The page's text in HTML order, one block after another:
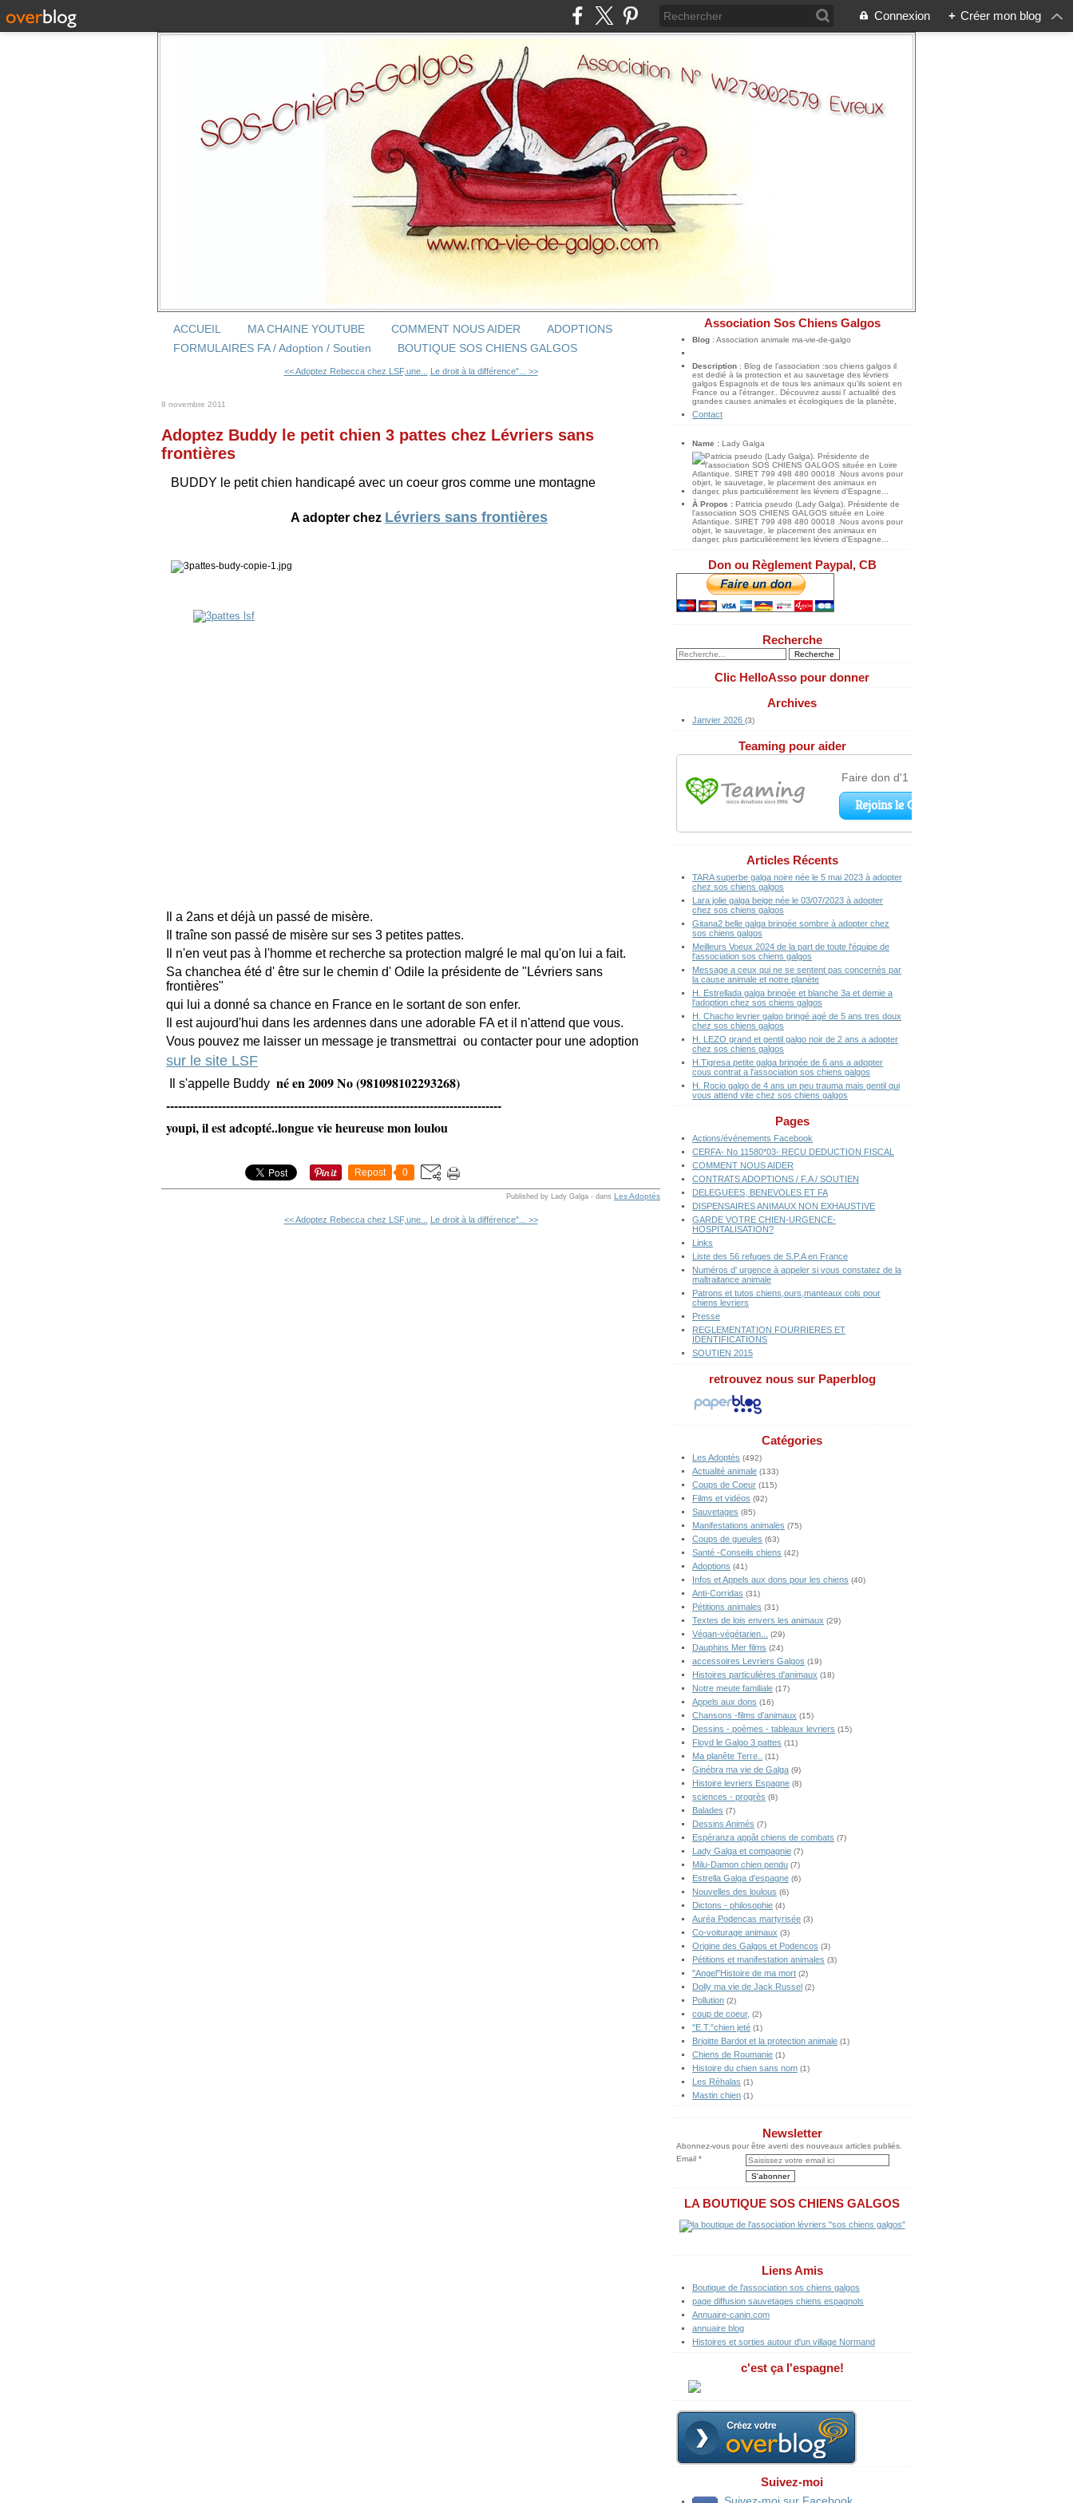
Connexion + Créer mon blog
ACCUEIL MA CHAINE YOUTUBE COMMENT NOUS AIDER
ADOPTIONS
FORMULAIRES FA / Adoption / Soutien
BOUTIQUE SOS CHIENS GALGOS
<< Adoptez Rebecca chez LSF,une... Le droit à la différence"... >>
8 novembre 2011
Adoptez Buddy le petit chien 3 pattes chez Lévriers sans
frontières
BUDDY le petit chien handicapé avec un coeur gros comme une montagne
A adopter chez Lévriers sans frontières
Il a 2ans et déjà un passé de misère.
Il traîne son passé de misère sur ses 3 petites pattes.
Il n'en veut pas à l'homme et recherche sa protection malgré le mal qu'on lui a fait.
Sa chanchea été d' être sur le chemin d' Odile la présidente de "Lévriers sans
frontières"
qui lui a donné sa chance en France en le sortant de son enfer.
Il est aujourd'hui dans les ardennes dans une adorable FA et il n'attend que vous.
Vous pouvez me laisser un message je transmettrai ou contacter pour une adoption
sur le site LSF
Il s'appelle Buddy né en 2009 No (981098102293268)
------------------------------------------------------------------------------------
youpi, il est adcopté..longue vie heureuse mon loulou
Repost 0
Published by Lady Galga - dans Les Adoptés
<< Adoptez Rebecca chez LSF,une... Le droit à la différence"... >>
Association Sos Chiens Galgos
Blog : Association animale ma-vie-de-galgo
Description : Blog de l'association :sos chiens galgos il
est dedié à la protection et au sauvetage des lévriers
galgos Espagnols et de tous les animaux qu'ils soient en
France ou a l'étranger.. Découvrez aussi l' actualité des
grandes causes animales et écologiques de la planète,
Contact
Name : Lady Galga
À Propos : Patricia pseudo (Lady Galga). Présidente de
l'association SOS CHIENS GALGOS située en Loire
Atlantique. SIRET 799 498 480 00018 .Nous avons pour
objet, le sauvetage, le placement des animaux en
danger, plus particulièrement les lévriers d'Espagne...
Don ou Règlement Paypal, CB
Recherche
Clic HelloAsso pour donner
Archives
Janvier 2026 (3)
Teaming pour aider
Articles Récents
TARA superbe galga noire née le 5 mai 2023 à adopter
chez sos chiens galgos
Lara jolie galga beige née le 03/07/2023 à adopter
chez sos chiens galgos
Gitana2 belle galga bringée sombre à adopter chez
sos chiens galgos
Meilleurs Voeux 2024 de la part de toute l'équipe de
l'association sos chiens galgos
Message a ceux qui ne se sentent pas concernés par
la cause animale et notre planète
H. Estrellada galga bringée et blanche 3a et demie a
l'adoption chez sos chiens galgos
H. Chacho levrier galgo bringé agé de 5 ans tres doux
chez sos chiens galgos
H. LEZO grand et gentil galgo noir de 2 ans a adopter
chez sos chiens galgos
H.Tigresa petite galga bringée de 6 ans a adopter
cous contrat a l'association sos chiens galgos
H. Rocio galgo de 4 ans un peu trauma mais gentil qui
vous attend vite chez sos chiens galgos
Pages
Actions/événements Facebook
CERFA- No 11580*03- RECU DEDUCTION FISCAL
COMMENT NOUS AIDER
CONTRATS ADOPTIONS / F.A / SOUTIEN
DELEGUEES, BENEVOLES ET FA
DISPENSAIRES ANIMAUX NON EXHAUSTIVE
GARDE VOTRE CHIEN-URGENCE-
HOSPITALISATION?
Links
Liste des 56 refuges de S.P.A en France
Numéros d' urgence à appeler si vous constatez de la
maltraitance animale
Patrons et tutos chiens,ours,manteaux cols pour
chiens levriers
Presse
REGLEMENTATION FOURRIERES ET
IDENTIFICATIONS
SOUTIEN 2015
retrouvez nous sur Paperblog
Catégories
Les Adoptés (492)
Actualité animale (133)
Coups de Coeur (115)
Films et vidéos (92)
Sauvetages (85)
Manifestations animales (75)
Coups de gueules (63)
Santé -Conseils chiens (42)
Adoptions (41)
Infos et Appels aux dons pour les chiens (40)
Anti-Corridas (31)
Pétitions animales (31)
Textes de lois envers les animaux (29)
Végan-végétarien... (29)
Dauphins Mer films (24)
accessoires Levriers Galgos (19)
Histoires particulières d'animaux (18)
Notre meute familiale (17)
Appels aux dons (16)
Chansons -films d'animaux (15)
Dessins - poèmes - tableaux levriers (15)
Floyd le Galgo 3 pattes (11)
Ma planête Terre.. (11)
Ginébra ma vie de Galga (9)
Histoire levriers Espagne (8)
sciences - progrès (8)
Balades (7)
Dessins Animés (7)
Espéranza appât chiens de combats (7)
Lady Galga et compagnie (7)
Milu-Damon chien pendu (7)
Estrella Galga d'espagne (6)
Nouvelles des loulous (6)
Dictons - philosophie (4)
Auréa Podencas martyrisée (3)
Co-voiturage animaux (3)
Origine des Galgos et Podencos (3)
Pétitions et manifestation animales (3)
"Angel"Histoire de ma mort (2)
Dolly ma vie de Jack Russel (2)
Pollution (2)
coup de coeur, (2)
"E.T."chien jeté (1)
Brigitte Bardot et la protection animale (1)
Chiens de Roumanie (1)
Histoire du chien sans nom (1)
Les Réhalas (1)
Mastin chien (1)
Newsletter
Abonnez-vous pour être averti des nouveaux articles publiés.
Email
LA BOUTIQUE SOS CHIENS GALGOS
Liens Amis
Boutique de l'association sos chiens galgos
page diffusion sauvetages chiens espagnols
Annuaire-canin.com
annuaire blog
Histoires et sorties autour d'un village Normand
c'est ça l'espagne!
Suivez-moi